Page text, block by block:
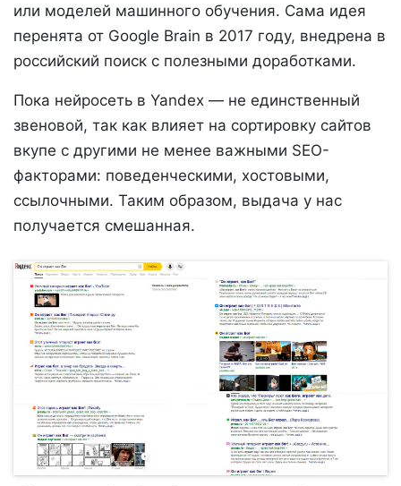
или моделей машинного обучения. Сама идея
перенята от Google Brain в 2017 году, внедрена в
российский поиск с полезными доработками.
Пока нейросеть в Yandex — не единственный
звеновой, так как влияет на сортировку сайтов
вкупе с другими не менее важными SEO-
факторами: поведенческими, хостовыми,
ссылочными. Таким образом, выдача у нас
получается смешанная.